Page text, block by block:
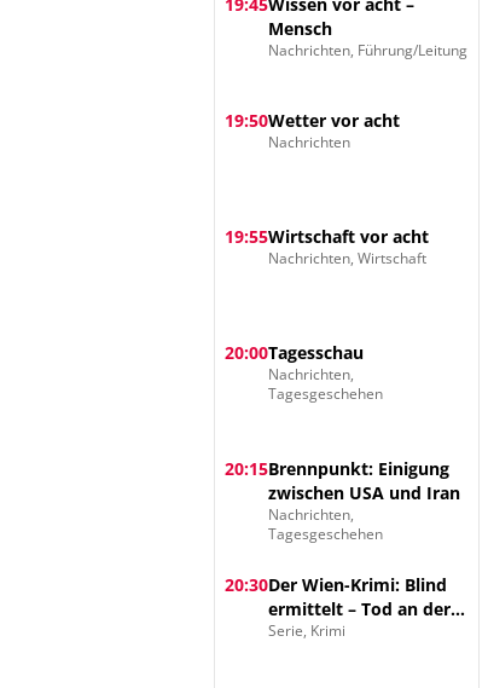
Mensch
Nachrichten, Führung/Leitung
19:50Wetter vor acht
Nachrichten
19:55Wirtschaft vor acht
Nachrichten, Wirtschaft
20:00Tagesschau
Nachrichten,
Tagesgeschehen
20:15Brennpunkt: Einigung
zwischen USA und Iran
Nachrichten,
Tagesgeschehen
20:30Der Wien-Krimi: Blind
ermittelt – Tod an der
Donau
Serie, Krimi